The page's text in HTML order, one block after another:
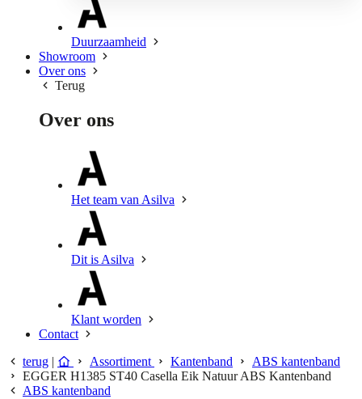
Duurzaamheid
Showroom
Over ons
Terug
Over ons
Het team van Asilva
Dit is Asilva
Klant worden
Contact
terug | Assortiment Kantenband
ABS kantenband
EGGER H1385 ST40 Casella Eik Natuur ABS Kantenband
ABS kantenband